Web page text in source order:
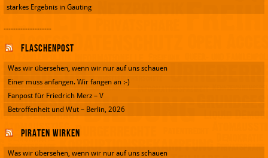
starkes Ergebnis in Gauting
--------------------
Flaschenpost
Was wir übersehen, wenn wir nur auf uns schauen
Einer muss anfangen. Wir fangen an :-)
Fanpost für Friedrich Merz – V
Betroffenheit und Wut – Berlin, 2026
Piraten wirken
Was wir übersehen, wenn wir nur auf uns schauen